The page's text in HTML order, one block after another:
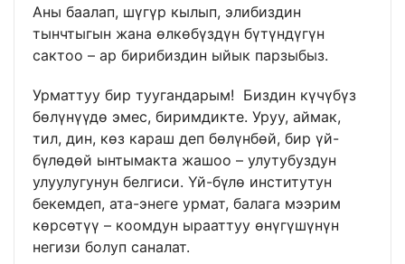
Аны баалап, шүгүр кылып, элибиздин
тынчтыгын жана өлкөбүздүн бүтүндүгүн
сактоо – ар бирибиздин ыйык парзыбыз.
Урматтуу бир туугандарым! Биздин күчүбүз
бөлүнүүдө эмес, биримдикте. Уруу, аймак,
тил, дин, көз караш деп бөлүнбөй, бир үй-
бүлөдөй ынтымакта жашоо – улутубуздун
улуулугунун белгиси. Үй-бүлө институтун
бекемдеп, ата-энеге урмат, балага мээрим
көрсөтүү – коомдун ырааттуу өнүгүшүнүн
негизи болуп саналат.